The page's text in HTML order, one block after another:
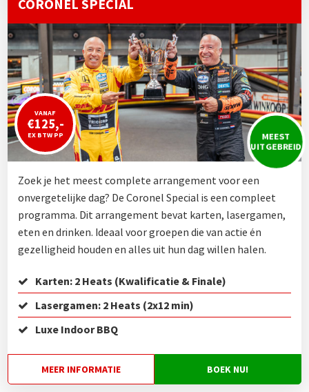
CORONEL SPECIAL
VANAF
€125,-
EX BTW PP
MEEST
UITGEBREID
Zoek je het meest complete arrangement voor een
onvergetelijke dag? De Coronel Special is een compleet
programma. Dit arrangement bevat karten, lasergamen,
eten en drinken. Ideaal voor groepen die van actie én
gezelligheid houden en alles uit hun dag willen halen.
Karten: 2 Heats (Kwalificatie & Finale)
Lasergamen: 2 Heats (2x12 min)
Luxe Indoor BBQ
MEER INFORMATIE BOEK NU!